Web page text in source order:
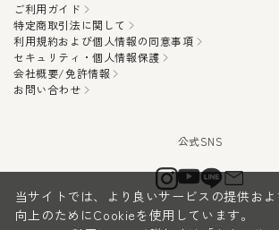
ご利用ガイド
特定商取引法に関して
利用規約および個人情報の同意事項
セキュリティ・個人情報保護
会社概要/免許情報
お問い合わせ
当サイトでは、より良いサービスの提供お
向上のためにCookieを使用しています。